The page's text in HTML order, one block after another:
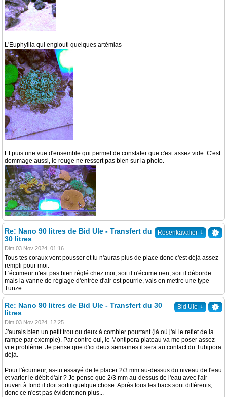
L'Euphyllia qui englouti quelques artémias
Et puis une vue d'ensemble qui permet de constater que c'est assez vide. C'est
dommage aussi, le rouge ne ressort pas bien sur la photo.
Rosenkavalier ↓
Re: Nano 90 litres de Bid Ule - Transfert du
30 litres
Dim 03 Nov 2024, 01:16
Tous tes coraux vont pousser et tu n'auras plus de place donc c'est déjà assez
rempli pour moi.
L'écumeur n'est pas bien réglé chez moi, soit il n'écume rien, soit il déborde
mais la vanne de réglage d'entrée d'air est pourrie, vais en mettre une type
Tunze.
Bid Ule ↓
Re: Nano 90 litres de Bid Ule - Transfert du 30
litres
Dim 03 Nov 2024, 12:25
J'aurais bien un petit trou ou deux à combler pourtant (là où j'ai le reflet de la
rampe par exemple). Par contre oui, le Montipora plateau va me poser assez
vite problème. Je pense que d'ici deux semaines il sera au contact du Tubipora
déjà.
Pour l'écumeur, as-tu essayé de le placer 2/3 mm au-dessus du niveau de l'eau
et varier le débit d'air ? Je pense que 2/3 mm au-dessus de l'eau avec l'air
ouvert à fond il doit sortir quelque chose. Après tous les bacs sont différents,
donc ce n'est pas évident non plus...